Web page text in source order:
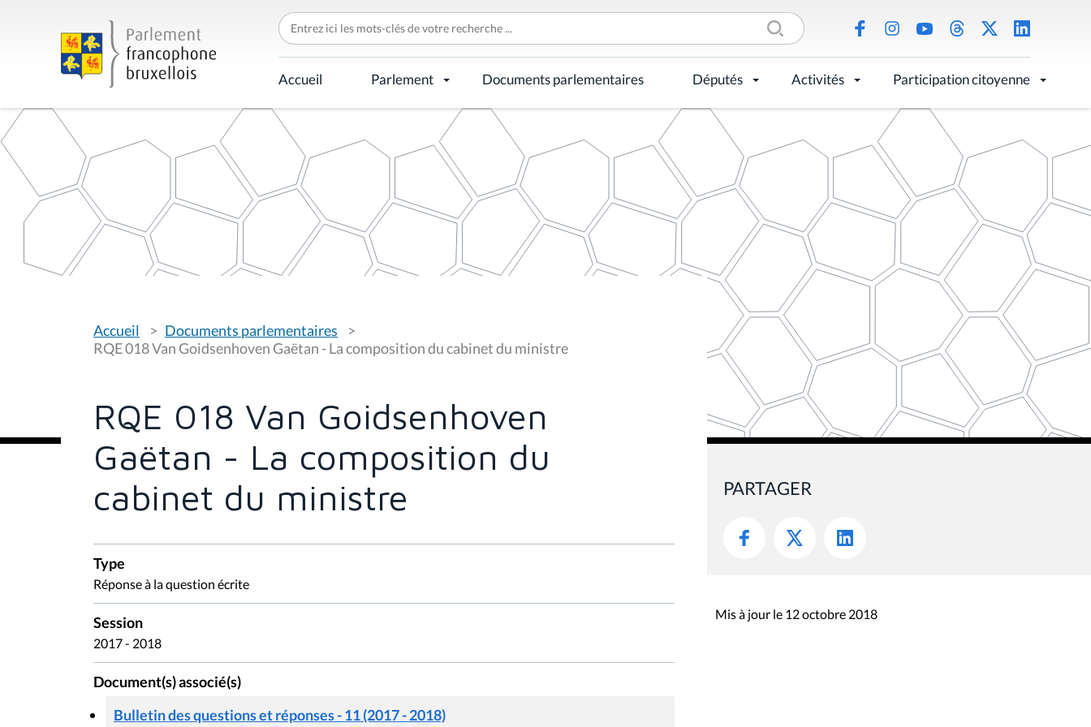
C
h
e
r
c
h
r
p
Accueil Parlement Documents parlementaires Députés Activités Participation citoyenne
o
u
s
s
Accueil
Documents parlementaires
RQE 018 Van Goidsenhoven Gaëtan - La composition du cabinet du ministre
RQE 018 Van Goidsenhoven
Gaëtan - La composition du
cabinet du ministre
Type
Réponse à la question écrite
Session
2017 - 2018
Document(s) associé(s)
Bulletin des questions et réponses - 11 (2017 - 2018)
PARTAGER
Mis à jour le 12 octobre 2018